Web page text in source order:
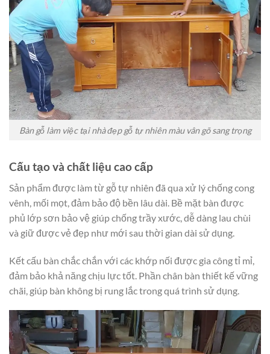
Bàn gỗ làm việc tại nhà đẹp gỗ tự nhiên màu vân gõ sang trọng
Cấu tạo và chất liệu cao cấp
Sản phẩm được làm từ gỗ tự nhiên đã qua xử lý chống cong
vênh, mối mọt, đảm bảo độ bền lâu dài. Bề mặt bàn được
phủ lớp sơn bảo vệ giúp chống trầy xước, dễ dàng lau chùi
và giữ được vẻ đẹp như mới sau thời gian dài sử dụng.
Kết cấu bàn chắc chắn với các khớp nối được gia công tỉ mỉ,
đảm bảo khả năng chịu lực tốt. Phần chân bàn thiết kế vững
chãi, giúp bàn không bị rung lắc trong quá trình sử dụng.